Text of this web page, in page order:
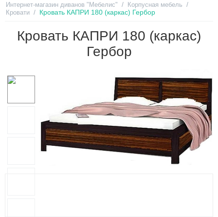
Интернет-магазин диванов "Мебелис" / Корпусная мебель /
Кровати / Кровать КАПРИ 180 (каркас) Гербор
Кровать КАПРИ 180 (каркас)
Гербор